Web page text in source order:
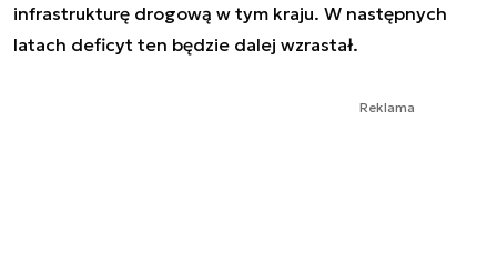
infrastrukturę drogową w tym kraju. W następnych
latach deficyt ten będzie dalej wzrastał.
Reklama